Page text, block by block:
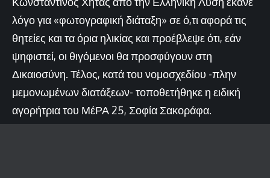
λόγο για «φωτογραφική διάταξη» σε ό,τι αφορά τις
θητείες και τα όρια ηλικίας και προέβλεψε ότι, εάν
ψηφιστεί, οι θιγόμενοι θα προσφύγουν στη
Δικαιοσύνη. Τέλος, κατά του νομοσχεδίου -πλην
μεμονωμένων διατάξεων- τοποθετήθηκε η ειδική
αγορήτρια του ΜέΡΑ 25, Σοφία Σακοράφα.